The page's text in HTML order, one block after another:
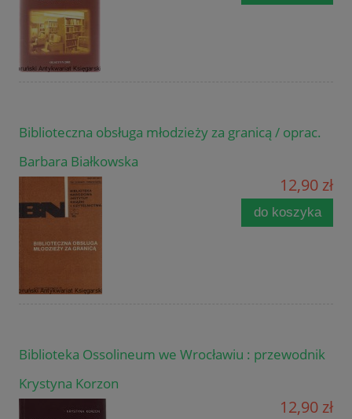
Biblioteczna obsługa młodzieży za granicą / oprac.
Barbara Białkowska
12,90 zł
do koszyka
Biblioteka Ossolineum we Wrocławiu : przewodnik
Krystyna Korzon
12,90 zł